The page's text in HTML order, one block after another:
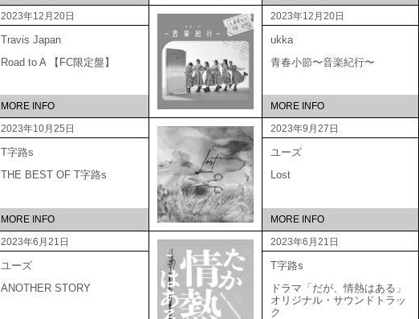
2023年12月20日
Travis Japan
Road to A 【FC限定盤】
MORE INFO
2023年12月20日
ukka
青春小節〜音楽紀行〜
MORE INFO
2023年10月25日
T字路s
THE BEST OF T字路s
MORE INFO
2023年9月27日
ユーズ
Lost
MORE INFO
2023年6月21日
ユーズ
ANOTHER STORY
2023年6月21日
T字路s
ドラマ「だが、情熱はある」
オリジナル・サウンドトラッ
ク